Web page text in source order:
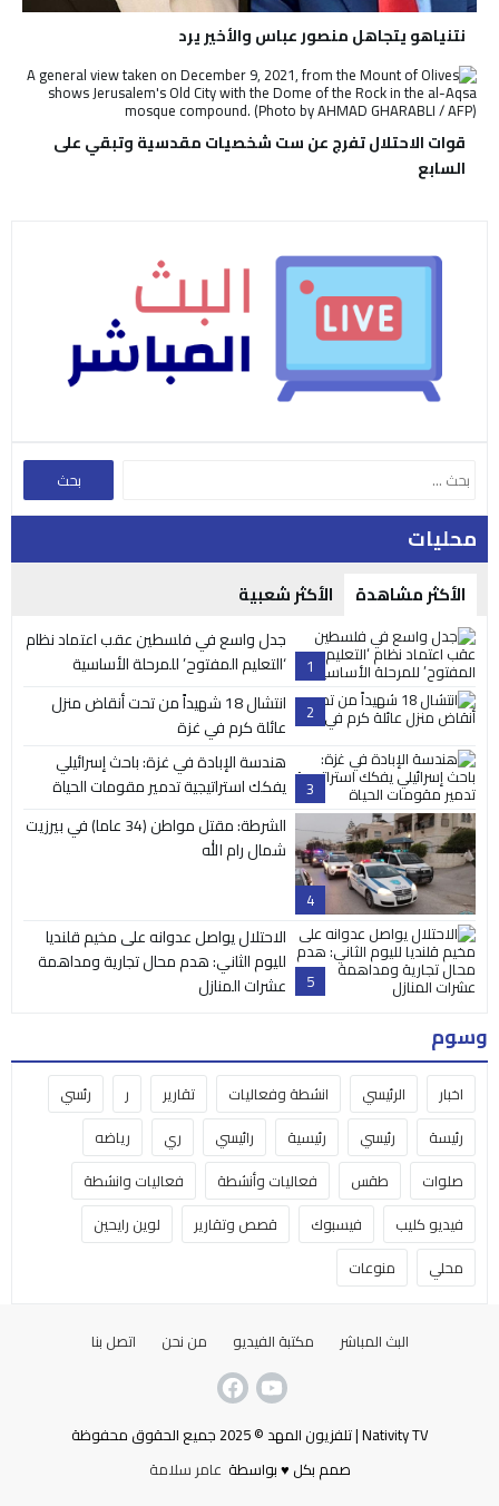
نتنياهو يتجاهل منصور عباس والأخير يرد
قوات الاحتلال تفرج عن ست شخصيات مقدسية وتبقي على
السابع
محليات
الأكثر مشاهدة الأكثر شعبية
1
جدل واسع في فلسطين عقب اعتماد نظام
‘التعليم المفتوح’ للمرحلة الأساسية
2
انتشال 18 شهيداً من تحت أنقاض منزل
عائلة كرم في غزة
3
هندسة الإبادة في غزة: باحث إسرائيلي
يفكك استراتيجية تدمير مقومات الحياة
4
الشرطة: مقتل مواطن (34 عاما) في بيرزيت
شمال رام الله
5
الاحتلال يواصل عدوانه على مخيم قلنديا
لليوم الثاني: هدم محال تجارية ومداهمة
عشرات المنازل
وسوم
اخبار الرئيسي انشطة وفعاليات تقارير ر
رئسي
رئيسة
رئيسي رئيسية رائيسي ري
رياضه
صلوات
طقس فعاليات وأنشطة
فعاليات وانشطة
فيديو كليب
فيسبوك قصص وتقارير
لوين رايحين
محلي
منوعات
البث المباشر مكتبة الفيديو من نحن اتصل بنا
Nativity TV | تلفزيون المهد © 2025 جميع الحقوق محفوظة
صمم بكل ♥ بواسطة عامر سلامة